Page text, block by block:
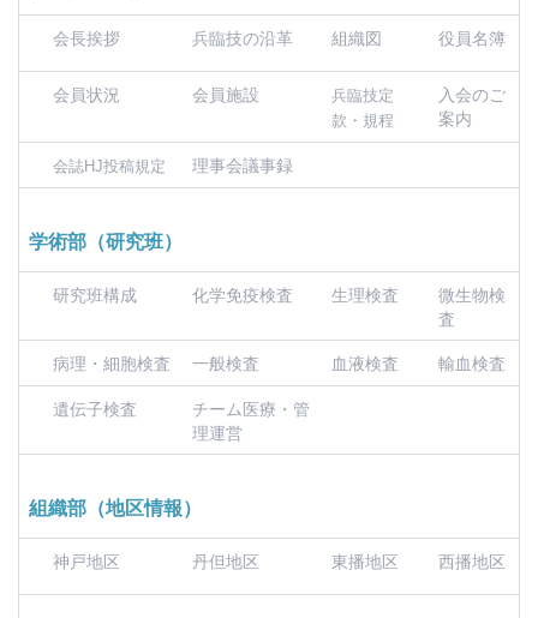
会長挨拶 兵臨技の沿革 組織図 役員名簿
会員状況 会員施設
兵臨技定
款・規程
入会のご
案内
会誌HJ投稿規定 理事会議事録
学術部（研究班）
研究班構成 化学免疫検査 生理検査
微生物検
査
病理・細胞検査
一般検査 血液検査
輸血検査
遺伝子検査
チーム医療・管
理運営
組織部（地区情報）
神戸地区 丹但地区 東播地区 西播地区